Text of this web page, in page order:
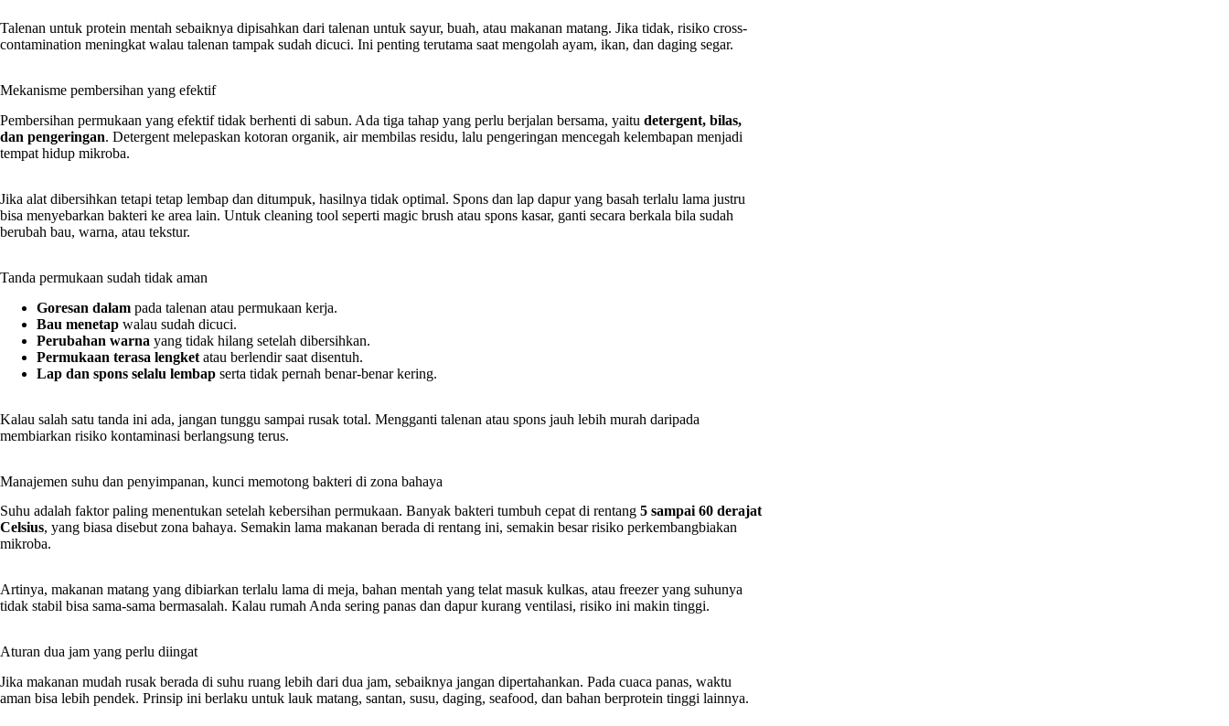
Talenan untuk protein mentah sebaiknya dipisahkan dari talenan untuk sayur, buah, atau makanan matang. Jika tidak, risiko cross-
contamination meningkat walau talenan tampak sudah dicuci. Ini penting terutama saat mengolah ayam, ikan, dan daging segar.
Mekanisme pembersihan yang efektif
Pembersihan permukaan yang efektif tidak berhenti di sabun. Ada tiga tahap yang perlu berjalan bersama, yaitu detergent, bilas,
dan pengeringan. Detergent melepaskan kotoran organik, air membilas residu, lalu pengeringan mencegah kelembapan menjadi
tempat hidup mikroba.
Jika alat dibersihkan tetapi tetap lembap dan ditumpuk, hasilnya tidak optimal. Spons dan lap dapur yang basah terlalu lama justru
bisa menyebarkan bakteri ke area lain. Untuk cleaning tool seperti magic brush atau spons kasar, ganti secara berkala bila sudah
berubah bau, warna, atau tekstur.
Tanda permukaan sudah tidak aman
Goresan dalam pada talenan atau permukaan kerja.
Bau menetap walau sudah dicuci.
Perubahan warna yang tidak hilang setelah dibersihkan.
Permukaan terasa lengket atau berlendir saat disentuh.
Lap dan spons selalu lembap serta tidak pernah benar-benar kering.
Kalau salah satu tanda ini ada, jangan tunggu sampai rusak total. Mengganti talenan atau spons jauh lebih murah daripada
membiarkan risiko kontaminasi berlangsung terus.
Manajemen suhu dan penyimpanan, kunci memotong bakteri di zona bahaya
Suhu adalah faktor paling menentukan setelah kebersihan permukaan. Banyak bakteri tumbuh cepat di rentang 5 sampai 60 derajat
Celsius, yang biasa disebut zona bahaya. Semakin lama makanan berada di rentang ini, semakin besar risiko perkembangbiakan
mikroba.
Artinya, makanan matang yang dibiarkan terlalu lama di meja, bahan mentah yang telat masuk kulkas, atau freezer yang suhunya
tidak stabil bisa sama-sama bermasalah. Kalau rumah Anda sering panas dan dapur kurang ventilasi, risiko ini makin tinggi.
Aturan dua jam yang perlu diingat
Jika makanan mudah rusak berada di suhu ruang lebih dari dua jam, sebaiknya jangan dipertahankan. Pada cuaca panas, waktu
aman bisa lebih pendek. Prinsip ini berlaku untuk lauk matang, santan, susu, daging, seafood, dan bahan berprotein tinggi lainnya.